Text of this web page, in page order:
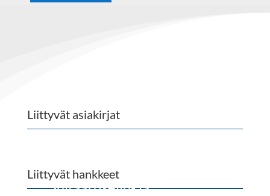
Liittyvät asiakirjat
Liittyvät hankkeet
Sulfaattisellu- ja